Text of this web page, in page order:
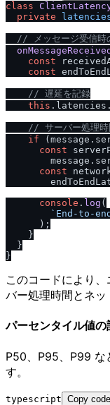
class
private
// メッセージ受信時
onMessageReceived
const
const
// 遅延を記録
this . latencies .
// サーバー処理
if (message.
const
        message.
const
console . log (
`End-to-
      );
    }
  }
このコードにより
バー処理時間とネッ
パーセンタイル値の
P50、P95、P99 な
す。
typescript Copy code